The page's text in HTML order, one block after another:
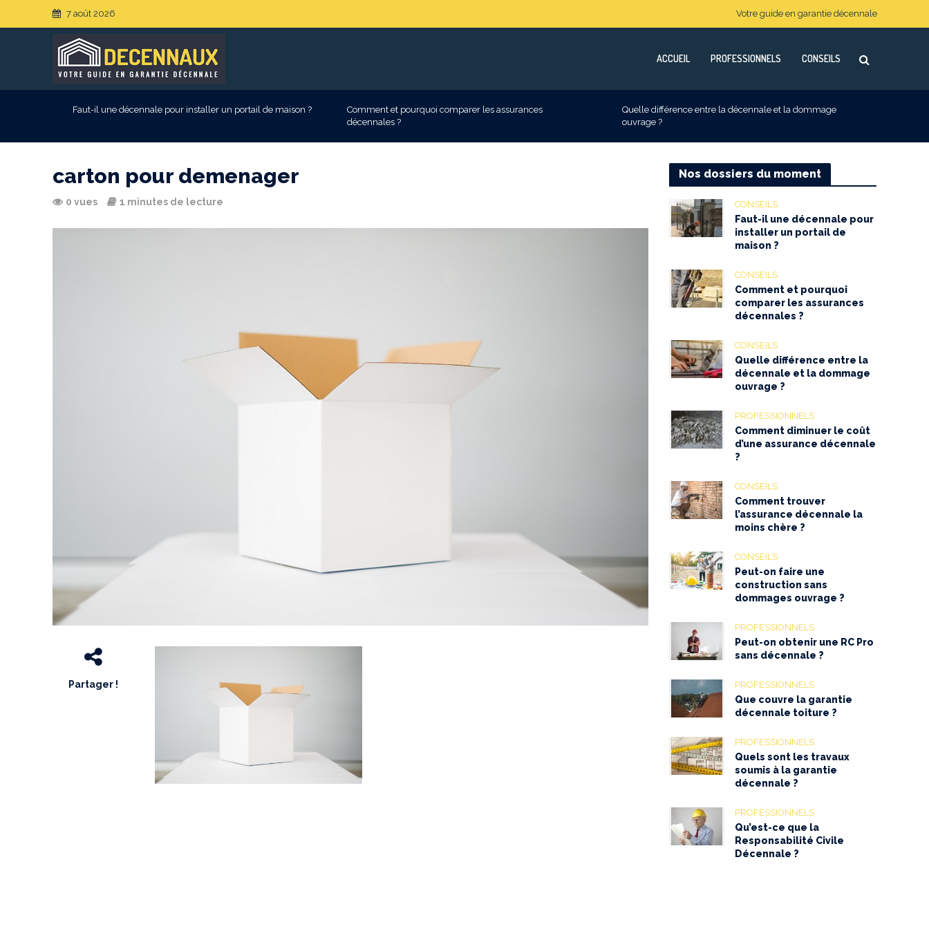
7 août 2026 Votre guide en garantie décennale
ACCUEIL PROFESSIONNELS CONSEILS
Faut-il une décennale pour installer un portail de maison ?
Comment et pourquoi comparer les assurances
décennales ?
Quelle différence entre la décennale et la dommage
ouvrage ?
carton pour demenager
0 vues 1 minutes de lecture
Partager !
Nos dossiers du moment
CONSEILS
Faut-il une décennale pour
installer un portail de
maison ?
CONSEILS
Comment et pourquoi
comparer les assurances
décennales ?
CONSEILS
Quelle différence entre la
décennale et la dommage
ouvrage ?
PROFESSIONNELS
Comment diminuer le coût
d’une assurance décennale
?
CONSEILS
Comment trouver
l’assurance décennale la
moins chère ?
CONSEILS
Peut-on faire une
construction sans
dommages ouvrage ?
PROFESSIONNELS
Peut-on obtenir une RC Pro
sans décennale ?
PROFESSIONNELS
Que couvre la garantie
décennale toiture ?
PROFESSIONNELS
Quels sont les travaux
soumis à la garantie
décennale ?
PROFESSIONNELS
Qu’est-ce que la
Responsabilité Civile
Décennale ?